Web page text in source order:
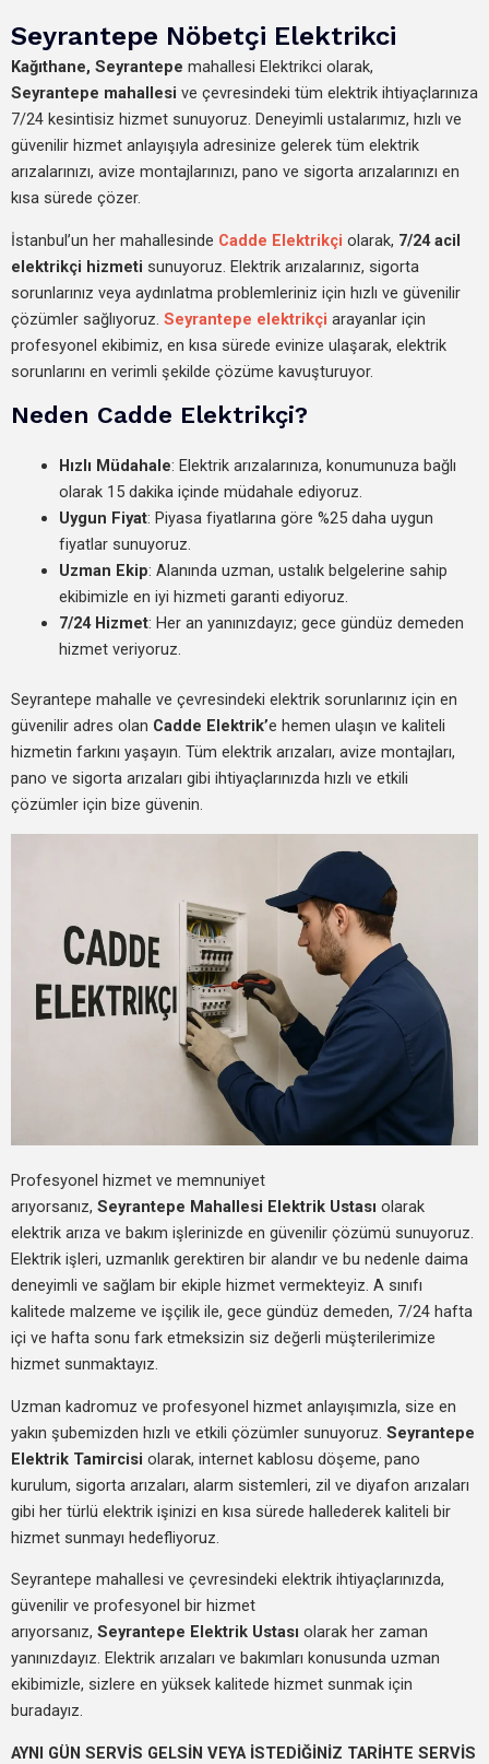
Seyrantepe Nöbetçi Elektrikci
Kağıthane, Seyrantepe mahallesi Elektrikci olarak,
Seyrantepe mahallesi ve çevresindeki tüm elektrik ihtiyaçlarınıza
7/24 kesintisiz hizmet sunuyoruz. Deneyimli ustalarımız, hızlı ve
güvenilir hizmet anlayışıyla adresinize gelerek tüm elektrik
arızalarınızı, avize montajlarınızı, pano ve sigorta arızalarınızı en
kısa sürede çözer.
İstanbul’un her mahallesinde Cadde Elektrikçi olarak, 7/24 acil
elektrikçi hizmeti sunuyoruz. Elektrik arızalarınız, sigorta
sorunlarınız veya aydınlatma problemleriniz için hızlı ve güvenilir
çözümler sağlıyoruz. Seyrantepe elektrikçi arayanlar için
profesyonel ekibimiz, en kısa sürede evinize ulaşarak, elektrik
sorunlarını en verimli şekilde çözüme kavuşturuyor.
Neden Cadde Elektrikçi?
Hızlı Müdahale: Elektrik arızalarınıza, konumunuza bağlı
olarak 15 dakika içinde müdahale ediyoruz.
Uygun Fiyat: Piyasa fiyatlarına göre %25 daha uygun
fiyatlar sunuyoruz.
Uzman Ekip: Alanında uzman, ustalık belgelerine sahip
ekibimizle en iyi hizmeti garanti ediyoruz.
7/24 Hizmet: Her an yanınızdayız; gece gündüz demeden
hizmet veriyoruz.
Seyrantepe mahalle ve çevresindeki elektrik sorunlarınız için en
güvenilir adres olan Cadde Elektrik’e hemen ulaşın ve kaliteli
hizmetin farkını yaşayın. Tüm elektrik arızaları, avize montajları,
pano ve sigorta arızaları gibi ihtiyaçlarınızda hızlı ve etkili
çözümler için bize güvenin.
Profesyonel hizmet ve memnuniyet
arıyorsanız, Seyrantepe Mahallesi Elektrik Ustası olarak
elektrik arıza ve bakım işlerinizde en güvenilir çözümü sunuyoruz.
Elektrik işleri, uzmanlık gerektiren bir alandır ve bu nedenle daima
deneyimli ve sağlam bir ekiple hizmet vermekteyiz. A sınıfı
kalitede malzeme ve işçilik ile, gece gündüz demeden, 7/24 hafta
içi ve hafta sonu fark etmeksizin siz değerli müşterilerimize
hizmet sunmaktayız.
Uzman kadromuz ve profesyonel hizmet anlayışımızla, size en
yakın şubemizden hızlı ve etkili çözümler sunuyoruz. Seyrantepe
Elektrik Tamircisi olarak, internet kablosu döşeme, pano
kurulum, sigorta arızaları, alarm sistemleri, zil ve diyafon arızaları
gibi her türlü elektrik işinizi en kısa sürede hallederek kaliteli bir
hizmet sunmayı hedefliyoruz.
Seyrantepe mahallesi ve çevresindeki elektrik ihtiyaçlarınızda,
güvenilir ve profesyonel bir hizmet
arıyorsanız, Seyrantepe Elektrik Ustası olarak her zaman
yanınızdayız. Elektrik arızaları ve bakımları konusunda uzman
ekibimizle, sizlere en yüksek kalitede hizmet sunmak için
buradayız.
AYNI GÜN SERVİS GELSİN VEYA İSTEDİĞİNİZ TARİHTE SERVİS